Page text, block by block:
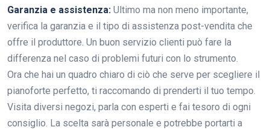
Garanzia e assistenza: Ultimo ma non meno importante,
verifica la garanzia e il tipo di assistenza post-vendita che
offre il produttore. Un buon servizio clienti può fare la
differenza nel caso di problemi futuri con lo strumento.
Ora che hai un quadro chiaro di ciò che serve per scegliere il
pianoforte perfetto, ti raccomando di prenderti il tuo tempo.
Visita diversi negozi, parla con esperti e fai tesoro di ogni
consiglio. La scelta sarà personale e potrebbe portarti a